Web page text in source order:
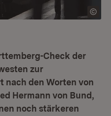
Check der
zur
den Worten von
Hermann von Bund,
noch stärkeren